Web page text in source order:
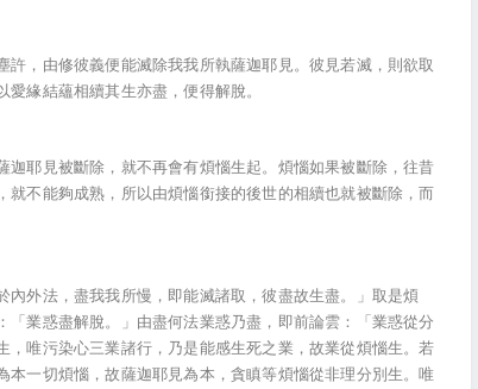
，由修彼義便能滅除我我所執薩迦耶見。彼見若滅，則欲取
緣結蘊相續其生亦盡，便得解脫。
耶見被斷除，就不再會有煩惱生起。煩惱如果被斷除，往昔
不能夠成熟，所以由煩惱銜接的後世的相續也就被斷除，而
外法，盡我我所慢，即能滅諸取，彼盡故生盡。」取是煩
業惑盡解脫。」由盡何法業惑乃盡，即前論雲：「業惑從分
唯污染心三業諸行，乃是能感生死之業，故業從煩惱生。若
一切煩惱，故薩迦耶見為本，貪瞋等煩惱從非理分別生。唯